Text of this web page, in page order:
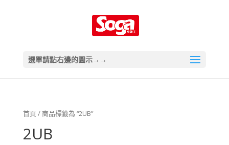
選單請點右邊的圖示→→
首頁 / 商品標籤為 “2UB”
2UB